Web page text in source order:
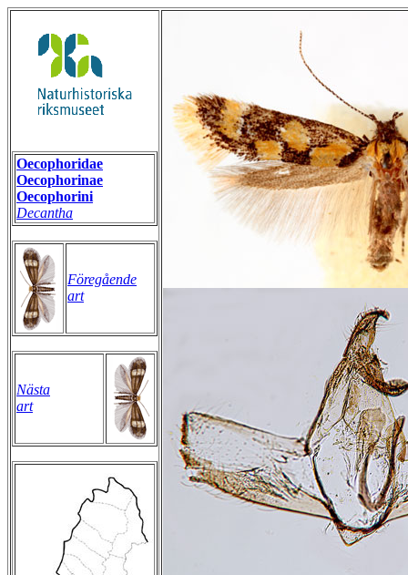
Oecophoridae
Oecophorinae
Oecophorini
Decantha
Föregående
art
Nästa
art